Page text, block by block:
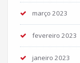
março 2023
fevereiro 2023
janeiro 2023